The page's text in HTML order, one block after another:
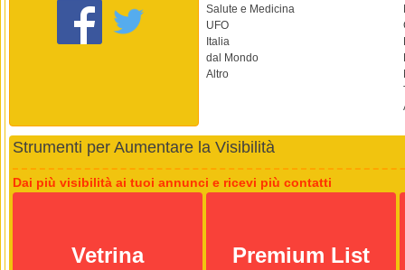
Salute e Medicina
UFO
Italia
dal Mondo
Altro
Strumenti per Aumentare la Visibilità
Dai più visibilità ai tuoi annunci e ricevi più contatti
Vetrina Premium List